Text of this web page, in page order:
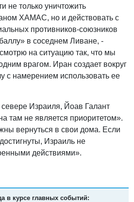
только уничтожить
ХАМАС, но и действовать с
противников-союзников
в соседнем Ливане, -
на ситуацию так, что мы
врагом. Иран создает вокруг
с намерением использовать ее
севере Израиля, Йоав Галант
там не является приоритетом».
вернуться в свои дома. Если
Израиль не
действиями».
в курсе главных событий: